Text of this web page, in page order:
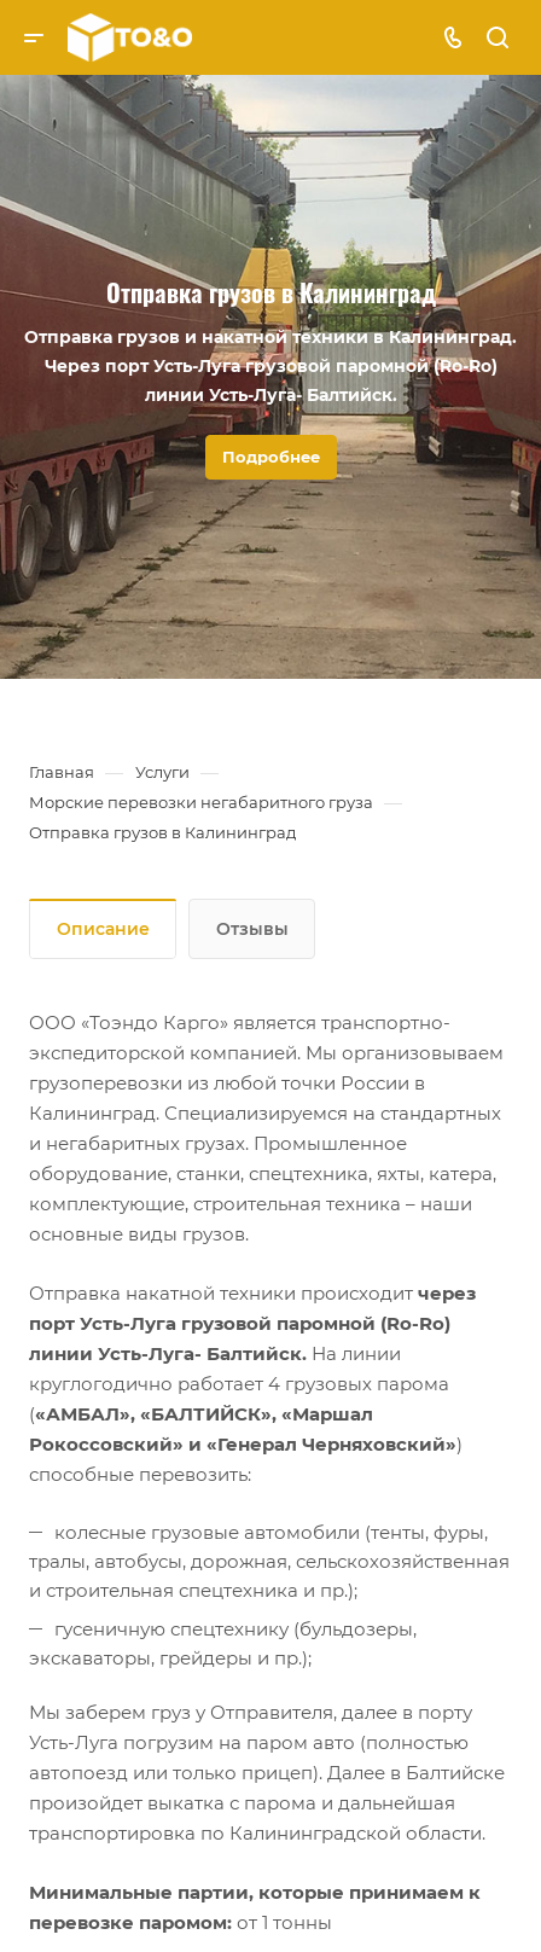
Отправка грузов в Калининград
Отправка грузов и накатной техники в Калининград.
Через порт Усть-Луга грузовой паромной (Ro-Ro)
линии Усть-Луга- Балтийск.
Подробнее
Главная — Услуги —
Морские перевозки негабаритного груза —
Отправка грузов в Калининград
Описание Отзывы
ООО «Тоэндо Карго» является транспортно-
экспедиторской компанией. Мы организовываем
грузоперевозки из любой точки России в
Калининград. Специализируемся на стандартных
и негабаритных грузах. Промышленное
оборудование, станки, спецтехника, яхты, катера,
комплектующие, строительная техника – наши
основные виды грузов.
Отправка накатной техники происходит через
порт Усть-Луга грузовой паромной (Ro-Ro)
линии Усть-Луга- Балтийск. На линии
круглогодично работает 4 грузовых парома
(«АМБАЛ», «БАЛТИЙСК», «Маршал
Рокоссовский» и «Генерал Черняховский»)
способные перевозить:
колесные грузовые автомобили (тенты, фуры,
тралы, автобусы, дорожная, сельскохозяйственная
и строительная спецтехника и пр.);
гусеничную спецтехнику (бульдозеры,
экскаваторы, грейдеры и пр.);
Мы заберем груз у Отправителя, далее в порту
Усть-Луга погрузим на паром авто (полностью
автопоезд или только прицеп). Далее в Балтийске
произойдет выкатка с парома и дальнейшая
транспортировка по Калининградской области.
Минимальные партии, которые принимаем к
перевозке паромом: от 1 тонны